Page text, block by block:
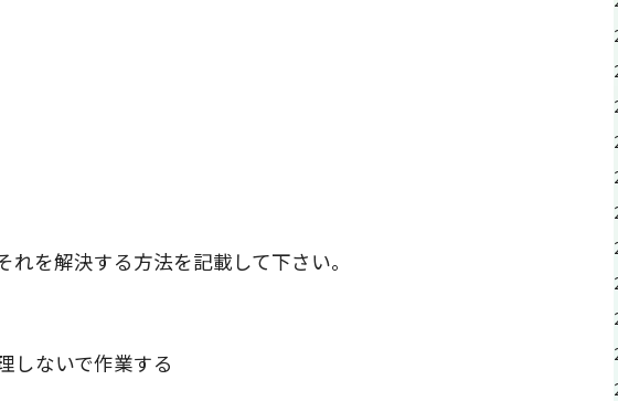
を解決する方法を記載して下さい。
しないで作業する